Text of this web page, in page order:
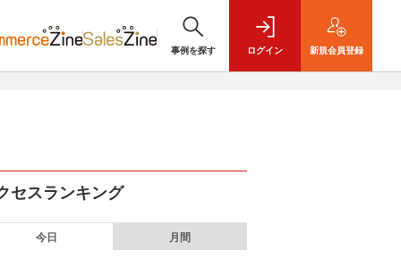
事例を探す ログイン 新規会員登録
セスランキング
今日 月間